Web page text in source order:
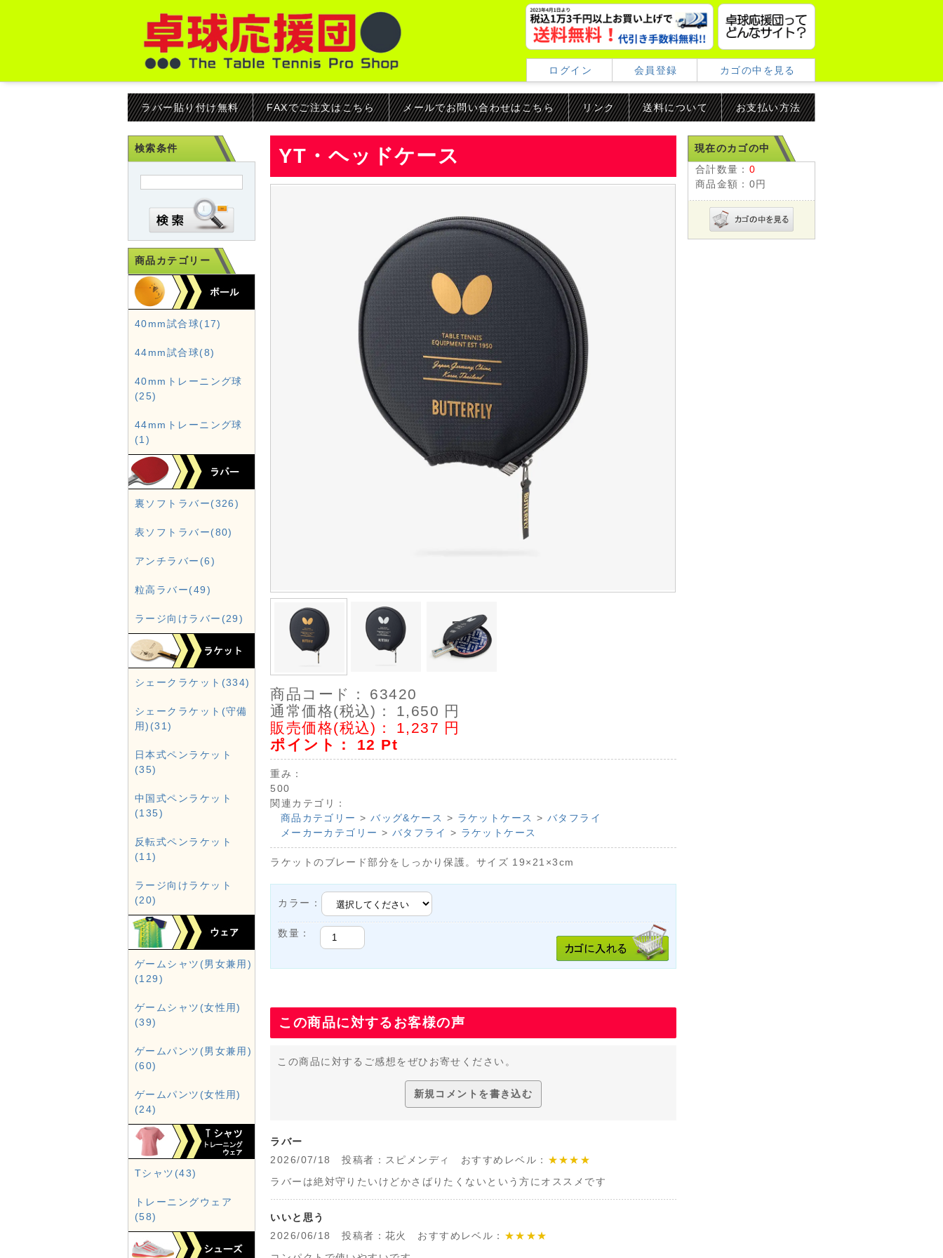
ログイン 会員登録 カゴの中を見る
ラバー貼り付け無料 FAXでご注文はこちら メールでお問い合わせはこちら リンク 送料について お支払い方法
YT・ヘッドケース
商品コード：
63420
通常価格(税込)：
1,650 円
販売価格(税込)：
1,237 円
ポイント： 12 Pt
重み：
500
関連カテゴリ：
商品カテゴリー >バッグ&ケース > ラケットケース > バタフライ
メーカーカテゴリー >バタフライ > ラケットケース
ラケットのブレード部分をしっかり保護。サイズ 19×21×3cm
カラー：
数量：
この商品に対するお客様の声
この商品に対するご感想をぜひお寄せください。
新規コメントを書き込む
ラバー
2026/07/18 投稿者：スピメンディ おすすめレベル： ★★★★
ラバーは絶対守りたいけどかさばりたくないという方にオススメです
いいと思う
2026/06/18 投稿者：花火 おすすめレベル： ★★★★
検索条件
商品カテゴリー
40mm試合球(17)
44mm試合球(8)
40mmトレーニング球
(25)
44mmトレーニング球
(1)
裏ソフトラバー(326)
表ソフトラバー(80)
アンチラバー(6)
粒高ラバー(49)
ラージ向けラバー(29)
シェークラケット(334)
シェークラケット(守備
用)(31)
日本式ペンラケット
(35)
中国式ペンラケット
(135)
反転式ペンラケット
(11)
ラージ向けラケット
(20)
ゲームシャツ(男女兼用)
(129)
ゲームシャツ(女性用)
(39)
ゲームパンツ(男女兼用)
(60)
ゲームパンツ(女性用)
(24)
Tシャツ(43)
トレーニングウェア
(58)
現在のカゴの中
合計数量： 0
商品金額： 0円